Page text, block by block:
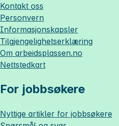
Kontakt oss
Personvern
Informasjonskapsler
Tilgjengelighetserklæring
Om arbeidsplassen.no
Nettstedkart
For jobbsøkere
Nyttige artikler for jobbsøkere